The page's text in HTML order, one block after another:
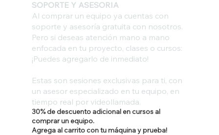
SOPORTE Y ASESORIA
Al comprar un equipo ya cuentas con
soporte y asesoría gratuita con nosotros.
Pero si deseas atención mano a mano
enfocada en tu proyecto, clases o cursos:
¡Puedes agregarlo de inmediato!
Estas son sesiones exclusivas para ti, con
un asesor especializado en tu equipo, en
tiempo real por videollamada.
30% de descuento adicional en cursos al
comprar un equipo.
Agrega al carrito con tu máquina y prueba!